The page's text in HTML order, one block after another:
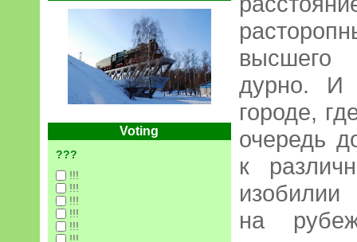
Voting
???
!!!
!!!
!!!
!!!
!!!
!!!
высшего
дурно. И
городе,
очередь
к
на